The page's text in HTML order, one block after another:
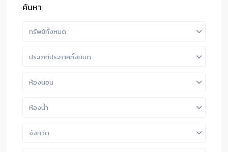
ค้นหา
ทรัพย์ทั้งหมด
ประเภทประกาศทั้งหมด
ห้องนอน
ห้องน้ำ
จังหวัด